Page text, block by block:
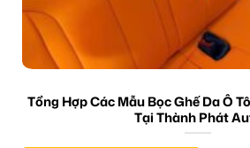
Tổng Hợp Các Mẫu Bọc Ghế Da Ô
Tại Thành Phát